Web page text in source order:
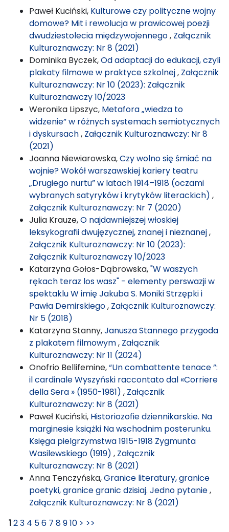
Paweł Kuciński, Kulturowe czy polityczne wojny
domowe? Mit i rewolucja w prawicowej poezji
dwudziestolecia międzywojennego, Załącznik
Kulturoznawczy: Nr 8 (2021)
Dominika Byczek,Od adaptacji do edukacji, czyli
plakaty filmowe w praktyce szkolnej, Załącznik
Kulturoznawczy: Nr 10 (2023): Załącznik
Kulturoznawczy 10/2023
Weronika Lipszyc, Metafora „wiedza to
widzenie” w różnych systemach semiotycznych
i dyskursach, Załącznik Kulturoznawczy: Nr 8
(2021)
Joanna Niewiarowska,Czy wolno się śmiać na
wojnie? Wokół warszawskiej kariery teatru
„Drugiego nurtu” w latach 1914–1918 (oczami
wybranych satyryków i krytyków literackich) ,
Załącznik Kulturoznawczy: Nr 7 (2020)
Julia Krauze,O najdawniejszej włoskiej
leksykografii dwujęzycznej, znanej i nieznanej,
Załącznik Kulturoznawczy: Nr 10 (2023):
Załącznik Kulturoznawczy 10/2023
Katarzyna Gołos-Dąbrowska,"W waszych
rękach teraz los wasz" - elementy perswazji w
spektaklu W imię Jakuba S. Moniki Strzępki i
Pawła Demirskiego, Załącznik Kulturoznawczy:
Nr 5 (2018)
Katarzyna Stanny,Janusza Stannego przygoda
z plakatem filmowym, Załącznik
Kulturoznawczy: Nr 11 (2024)
Onofrio Bellifemine,“Un combattente tenace ”:
il cardinale Wyszyński raccontato dal «Corriere
della Sera » (1950-1981) , Załącznik
Kulturoznawczy: Nr 8 (2021)
Paweł Kuciński, Historiozofie dziennikarskie. Na
marginesie książki Na wschodnim posterunku.
Księga pielgrzymstwa 1915-1918 Zygmunta
Wasilewskiego (1919) , Załącznik
Kulturoznawczy: Nr 8 (2021)
Anna Tenczyńska,Granice literatury, granice
poetyki, granice granic dzisiaj. Jedno pytanie,
Załącznik Kulturoznawczy: Nr 8 (2021)
123 4 56 7 8910 > >>